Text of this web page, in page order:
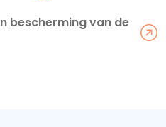
bescherming van de